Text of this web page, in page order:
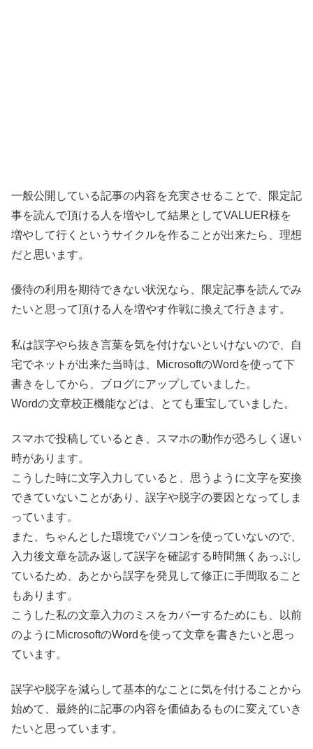
一般公開している記事の内容を充実させることで、限定記
事を読んで頂ける人を増やして結果としてVALUER様を
増やして行くというサイクルを作ることが出来たら、理想
だと思います。
優待の利用を期待できない状況なら、限定記事を読んでみ
たいと思って頂ける人を増やす作戦に換えて行きます。
私は誤字やら抜き言葉を気を付けないといけないので、自
宅でネットが出来た当時は、MicrosoftのWordを使って下
書きをしてから、ブログにアップしていました。
Wordの文章校正機能などは、とても重宝していました。
スマホで投稿しているとき、スマホの動作が恐ろしく遅い
時があります。
こうした時に文字入力していると、思うように文字を変換
できていないことがあり、誤字や脱字の要因となってしま
っています。
また、ちゃんとした環境でパソコンを使っていないので、
入力後文章を読み返して誤字を確認する時間無くあっぷし
ているため、あとから誤字を発見して修正に手間取ること
もあります。
こうした私の文章入力のミスをカバーするためにも、以前
のようにMicrosoftのWordを使って文章を書きたいと思っ
ています。
誤字や脱字を減らして基本的なことに気を付けることから
始めて、最終的に記事の内容を価値あるものに変えていき
たいと思っています。